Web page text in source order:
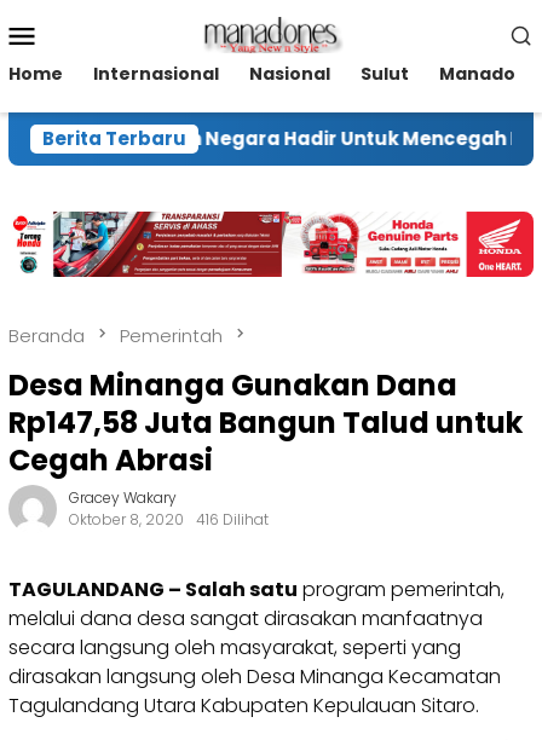
ke
kontenMobile
Home Internasional Nasional Sulut Manado
Berita Terbaru
Pastikan Negara Hadir Untuk Mencegah Karhutla
Beranda Pemerintah
Desa Minanga Gunakan Dana
Rp147,58 Juta Bangun Talud untuk
Cegah Abrasi
Gracey Wakary
Oktober 8, 2020
416 Dilihat
TAGULANDANG – Salah satu program pemerintah,
melalui dana desa sangat dirasakan manfaatnya
secara langsung oleh masyarakat, seperti yang
dirasakan langsung oleh Desa Minanga Kecamatan
Tagulandang Utara Kabupaten Kepulauan Sitaro.